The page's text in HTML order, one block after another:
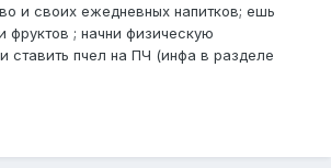
и своих ежедневных напитков; ешь
; начни физическую
ставить пчел на ПЧ (инфа в разделе